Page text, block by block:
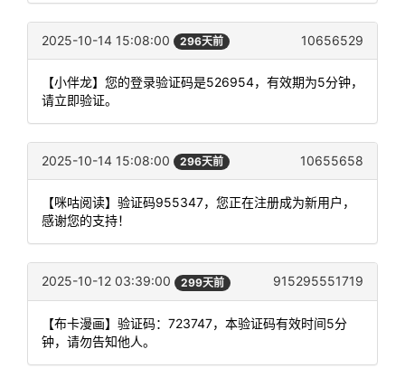
2025-10-14 15:08:00 296天前 10656529
【小伴龙】您的登录验证码是526954，有效期为5分钟，
请立即验证。
2025-10-14 15:08:00 296天前 10655658
【咪咕阅读】验证码955347，您正在注册成为新用户，
感谢您的支持！
2025-10-12 03:39:00 299天前 915295551719
【布卡漫画】验证码：723747，本验证码有效时间5分
钟，请勿告知他人。